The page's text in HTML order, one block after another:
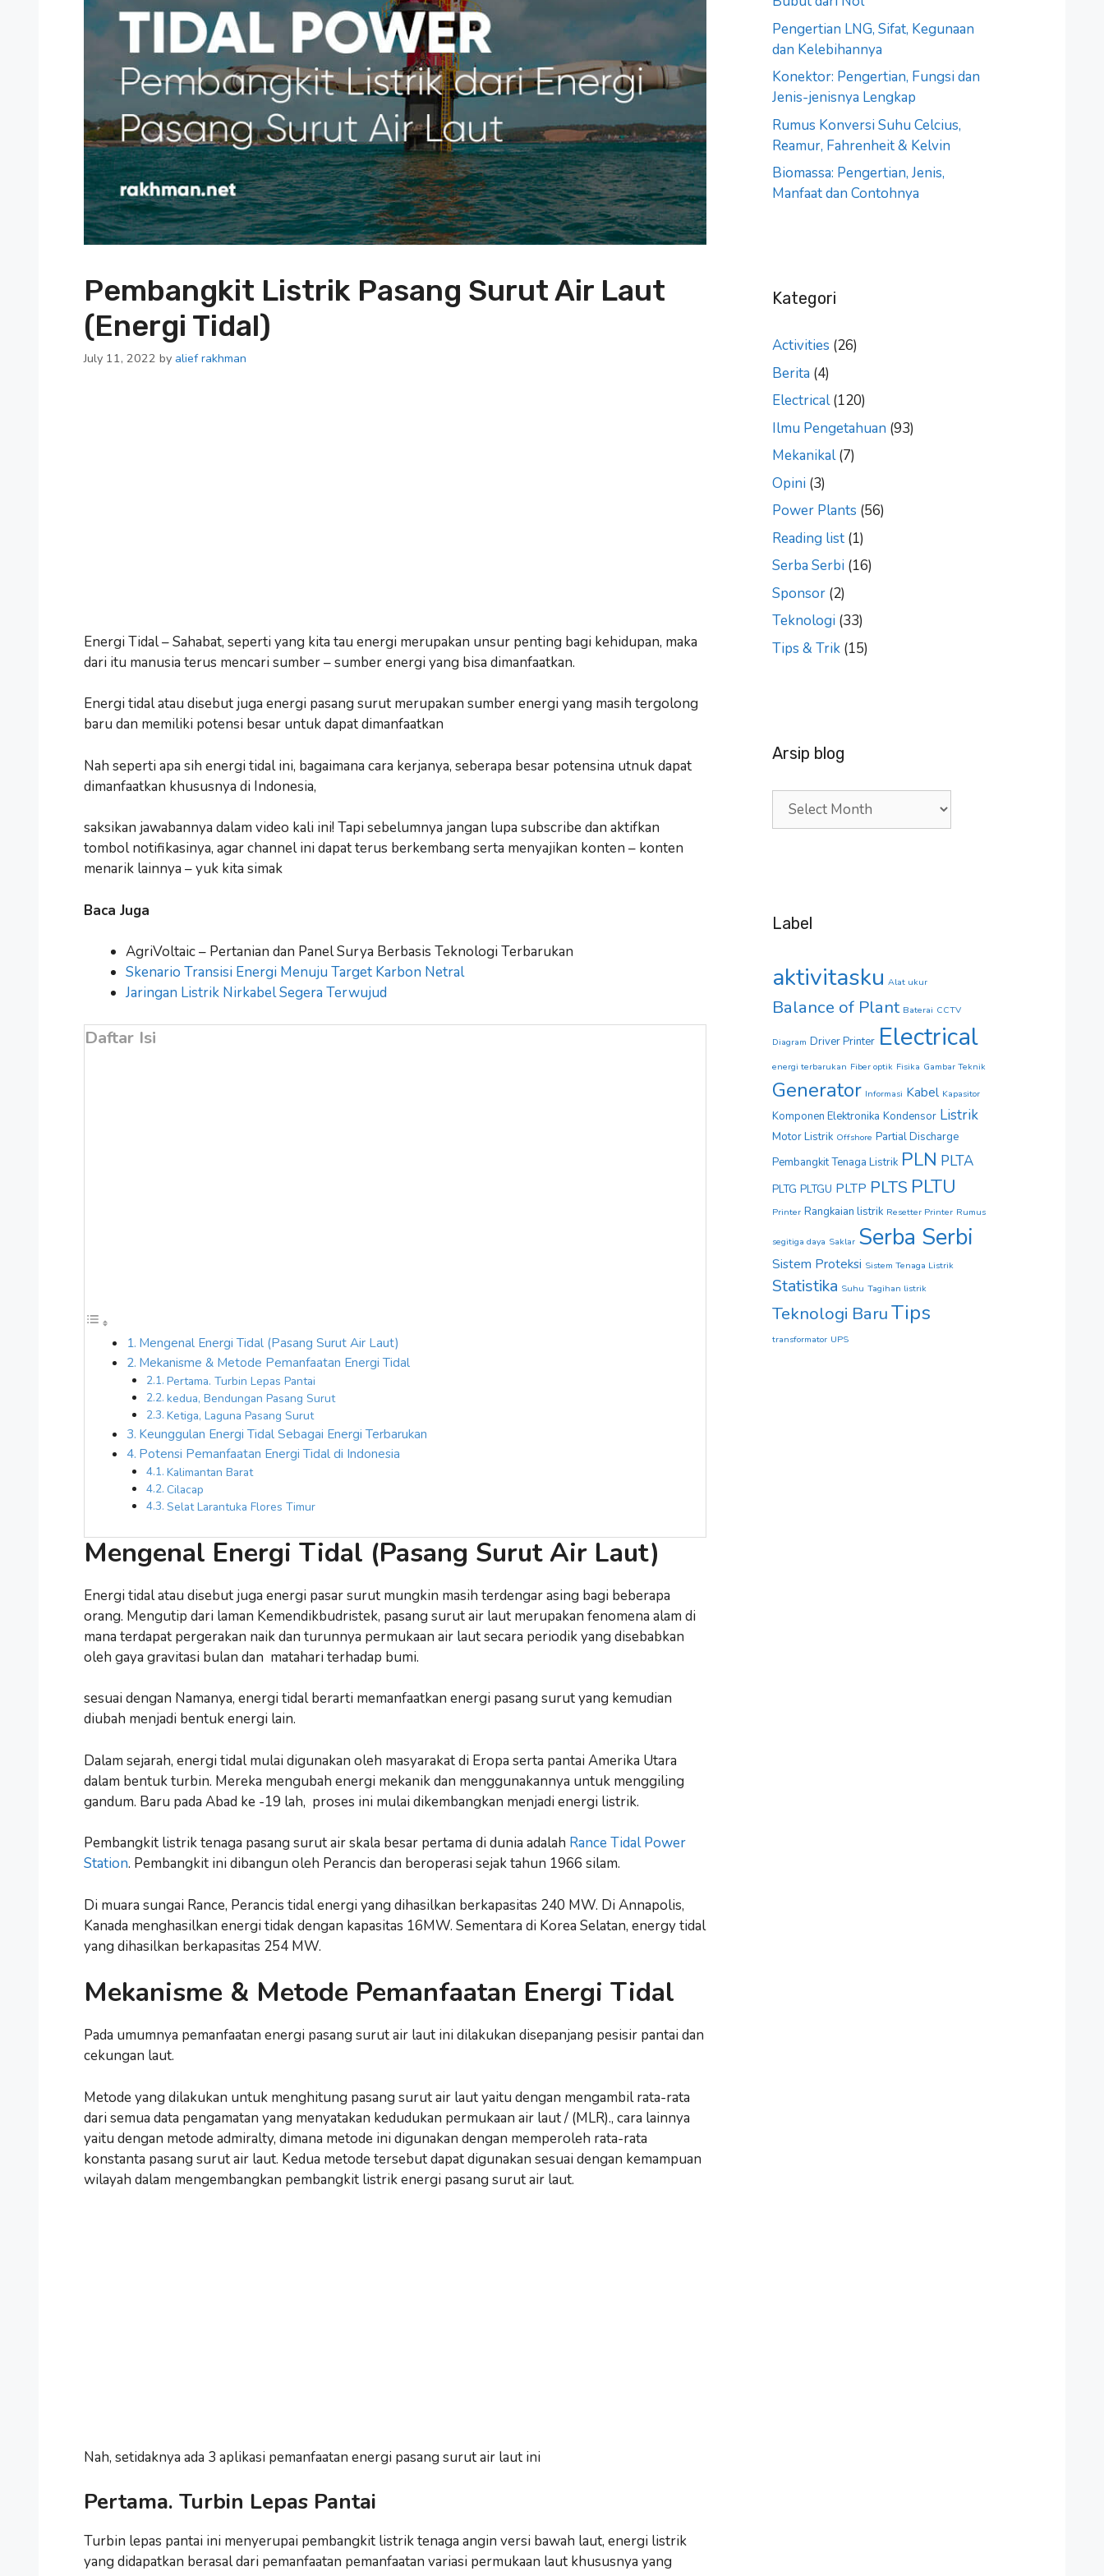
Pembangkit Listrik Pasang Surut Air Laut
(Energi Tidal)
July 11, 2022 by alief rakhman
Energi Tidal – Sahabat, seperti yang kita tau energi merupakan unsur penting bagi kehidupan, maka
dari itu manusia terus mencari sumber – sumber energi yang bisa dimanfaatkan.
Energi tidal atau disebut juga energi pasang surut merupakan sumber energi yang masih tergolong
baru dan memiliki potensi besar untuk dapat dimanfaatkan
Nah seperti apa sih energi tidal ini, bagaimana cara kerjanya, seberapa besar potensina utnuk dapat
dimanfaatkan khususnya di Indonesia,
saksikan jawabannya dalam video kali ini! Tapi sebelumnya jangan lupa subscribe dan aktifkan
tombol notifikasinya, agar channel ini dapat terus berkembang serta menyajikan konten – konten
menarik lainnya – yuk kita simak
Baca Juga
AgriVoltaic – Pertanian dan Panel Surya Berbasis Teknologi Terbarukan
Skenario Transisi Energi Menuju Target Karbon Netral
Jaringan Listrik Nirkabel Segera Terwujud
Daftar Isi
Mengenal Energi Tidal (Pasang Surut Air Laut)
Mekanisme & Metode Pemanfaatan Energi Tidal
Pertama. Turbin Lepas Pantai
kedua, Bendungan Pasang Surut
Ketiga, Laguna Pasang Surut
Keunggulan Energi Tidal Sebagai Energi Terbarukan
Potensi Pemanfaatan Energi Tidal di Indonesia
Kalimantan Barat
Cilacap
Selat Larantuka Flores Timur
Mengenal Energi Tidal (Pasang Surut Air Laut)
Energi tidal atau disebut juga energi pasar surut mungkin masih terdengar asing bagi beberapa
orang. Mengutip dari laman Kemendikbudristek, pasang surut air laut merupakan fenomena alam di
mana terdapat pergerakan naik dan turunnya permukaan air laut secara periodik yang disebabkan
oleh gaya gravitasi bulan dan matahari terhadap bumi.
sesuai dengan Namanya, energi tidal berarti memanfaatkan energi pasang surut yang kemudian
diubah menjadi bentuk energi lain.
Dalam sejarah, energi tidal mulai digunakan oleh masyarakat di Eropa serta pantai Amerika Utara
dalam bentuk turbin. Mereka mengubah energi mekanik dan menggunakannya untuk menggiling
gandum. Baru pada Abad ke -19 lah, proses ini mulai dikembangkan menjadi energi listrik.
Pembangkit listrik tenaga pasang surut air skala besar pertama di dunia adalah Rance Tidal Power
Station. Pembangkit ini dibangun oleh Perancis dan beroperasi sejak tahun 1966 silam.
Di muara sungai Rance, Perancis tidal energi yang dihasilkan berkapasitas 240 MW. Di Annapolis,
Kanada menghasilkan energi tidak dengan kapasitas 16MW. Sementara di Korea Selatan, energy tidal
yang dihasilkan berkapasitas 254 MW.
Mekanisme & Metode Pemanfaatan Energi Tidal
Pada umumnya pemanfaatan energi pasang surut air laut ini dilakukan disepanjang pesisir pantai dan
cekungan laut.
Metode yang dilakukan untuk menghitung pasang surut air laut yaitu dengan mengambil rata-rata
dari semua data pengamatan yang menyatakan kedudukan permukaan air laut / (MLR)., cara lainnya
yaitu dengan metode admiralty, dimana metode ini digunakan dengan memperoleh rata-rata
konstanta pasang surut air laut. Kedua metode tersebut dapat digunakan sesuai dengan kemampuan
wilayah dalam mengembangkan pembangkit listrik energi pasang surut air laut.
Nah, setidaknya ada 3 aplikasi pemanfaatan energi pasang surut air laut ini
Pertama. Turbin Lepas Pantai
Turbin lepas pantai ini menyerupai pembangkit listrik tenaga angin versi bawah laut, energi listrik
yang didapatkan berasal dari pemanfaatan pemanfaatan variasi permukaan laut khususnya yang
Pengertian LNG, Sifat, Kegunaan
dan Kelebihannya
Konektor: Pengertian, Fungsi dan
Jenis-jenisnya Lengkap
Rumus Konversi Suhu Celcius,
Reamur, Fahrenheit & Kelvin
Biomassa: Pengertian, Jenis,
Manfaat dan Contohnya
Kategori
Activities (26)
Berita (4)
Electrical(120)
Ilmu Pengetahuan (93)
Mekanikal(7)
Opini (3)
Power Plants (56)
Reading list (1)
Serba Serbi (16)
Sponsor (2)
Teknologi (33)
Tips & Trik (15)
Arsip blog
Arsip
blog
Label
aktivitasku Alat ukur
Balance of Plant Baterai CCTV
Diagram Driver Printer Electrical
energi terbarukan Fiber optik Fisika Gambar Teknik
Generator Informasi Kabel Kapasitor
Komponen Elektronika Kondensor Listrik
Motor Listrik Offshore Partial Discharge
Pembangkit Tenaga Listrik PLN PLTA
PLTG PLTGU PLTP PLTS PLTU
Printer Rangkaian listrik Resetter Printer Rumus
segitiga daya Saklar Serba Serbi
Sistem Proteksi Sistem Tenaga Listrik
Statistika Suhu Tagihan listrik
Teknologi BaruTips
transformator UPS